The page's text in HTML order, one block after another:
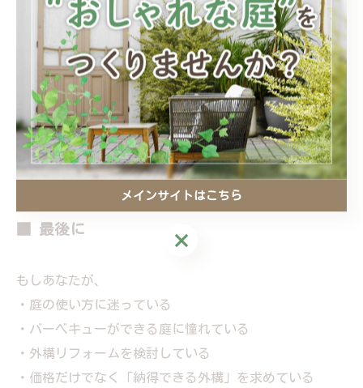
外構工事も同じです。
完成してからが、本当のスタート。
住むほどに、使うほどに、
味わいが増していく。
私たちは、
そんな外構をつくり続けています。
■ 最後に
もしあなたが、
・庭の使い方に迷っている
・バーベキューができる庭に憧れている
・外構リフォームを検討している
・価格だけでなく「納得できる外構」を求めている
メインサイトはこちら
メインサイトはこちら